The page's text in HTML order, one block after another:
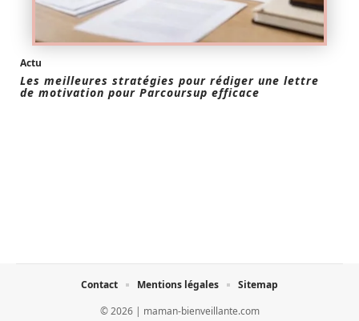
Actu
Les meilleures stratégies pour rédiger une lettre
de motivation pour Parcoursup efficace
© 2026 | maman-bienveillante.com
Contact Mentions légales Sitemap